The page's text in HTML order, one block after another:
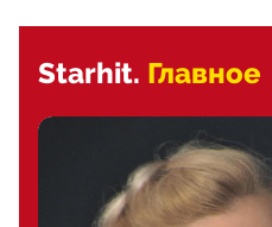
Starhit. Главное